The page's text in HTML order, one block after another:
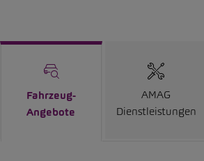
Fahrzeug-
Angebote
AMAG
Dienstleistungen